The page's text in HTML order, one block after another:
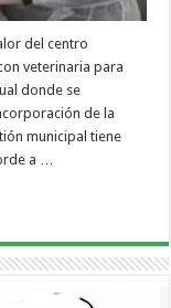
del centro
veterinaria para
donde se
de la
municipal tiene
a …